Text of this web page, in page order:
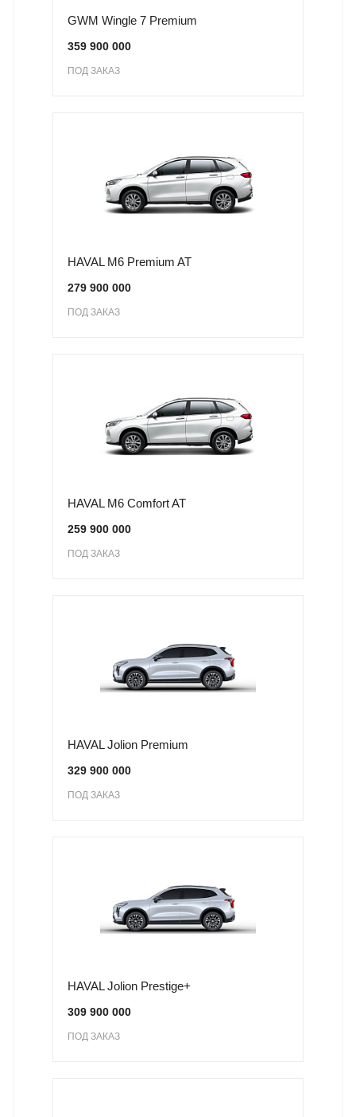
GWM Wingle 7 Premium
359 900 000
ПОД ЗАКАЗ
HAVAL M6 Premium AT
279 900 000
ПОД ЗАКАЗ
HAVAL M6 Comfort AT
259 900 000
ПОД ЗАКАЗ
HAVAL Jolion Premium
329 900 000
ПОД ЗАКАЗ
HAVAL Jolion Prestige+
309 900 000
ПОД ЗАКАЗ